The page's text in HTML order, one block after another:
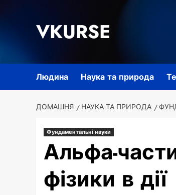
VKURSE
Людина Наука та природа
ДОМАШНЯ НАУКА ТА ПРИРОДА
Фундаментальні науки
Альфа-
фізики в дії